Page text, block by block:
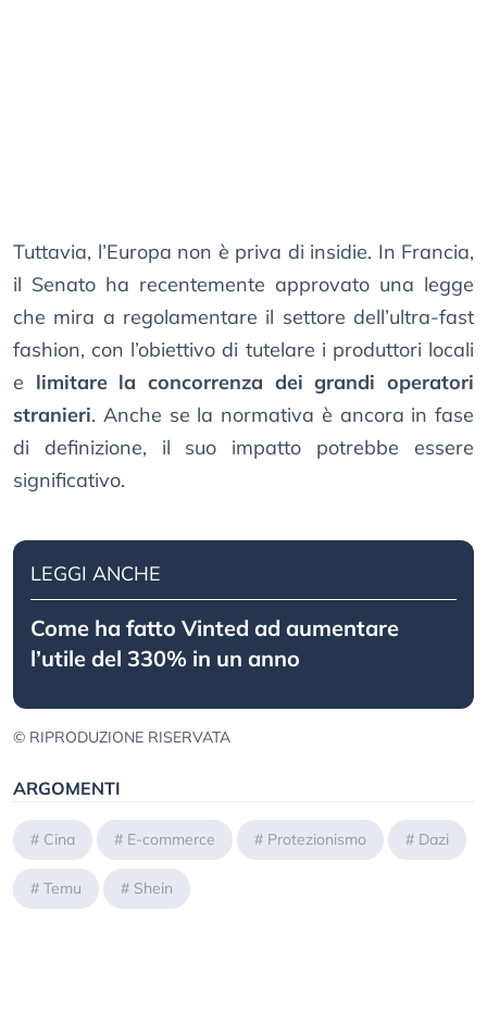
Tuttavia, l’Europa non è priva di insidie. In Francia,
il Senato ha recentemente approvato una legge
che mira a regolamentare il settore dell’ultra-fast
fashion, con l’obiettivo di tutelare i produttori locali
e limitare la concorrenza dei grandi operatori
stranieri. Anche se la normativa è ancora in fase
di definizione, il suo impatto potrebbe essere
significativo.
LEGGI ANCHE
Come ha fatto Vinted ad aumentare
l’utile del 330% in un anno
© RIPRODUZIONE RISERVATA
ARGOMENTI
# Cina # E-commerce # Protezionismo # Dazi
# Temu # Shein